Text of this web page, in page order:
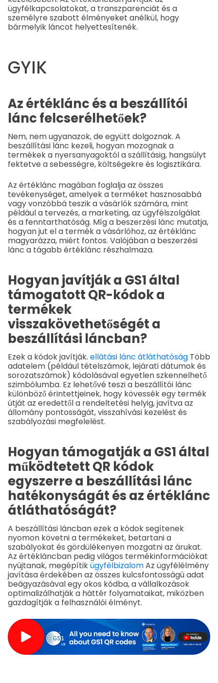
ügyfélkapcsolatokat, a transzparenciát és a
személyre szabott élményeket anélkül, hogy
bármelyik láncot helyettesítenék.
GYIK
Az értéklánc és a beszállítói
lánc felcserélhetőek?
Nem, nem ugyanazok, de együtt dolgoznak. A
beszállítási lánc kezeli, hogyan mozognak a
termékek a nyersanyagoktól a szállításig, hangsúlyt
fektetve a sebességre, költségekre és logisztikára.
Az értéklánc magában foglalja az összes
tevékenységet, amelyek a terméket hasznosabbá
vagy vonzóbbá teszik a vásárlók számára, mint
például a tervezés, a marketing, az ügyfélszolgálat
és a fenntarthatóság. Míg a beszerzési lánc mutatja,
hogyan jut el a termék a vásárlóhoz, az értéklánc
magyarázza, miért fontos. Valójában a beszerzési
lánc a tágabb értéklánc részhalmaza.
Hogyan javítják a GS1 által
támogatott QR-kódok a
termékek
visszakövethetőségét a
beszállítási láncban?
Ezek a kódok javítják. ellátási lánc átláthatóság Több
adatelem (például tételszámok, lejárati dátumok és
sorozatszámok) kódolásával egyetlen szkennelhető
szimbólumba. Ez lehetővé teszi a beszállítói lánc
különböző érintettjeinek, hogy kövessék egy termék
útját az eredettől a rendeltetési helyig, javítva az
állomány pontosságát, visszahívási kezelést és
szabályozási megfelelést.
Hogyan támogatják a GS1 által
működtetett QR kódok
egyszerre a beszállítási lánc
hatékonyságát és az értéklánc
átláthatóságát?
A beszállítási láncban ezek a kódok segítenek
nyomon követni a termékeket, betartani a
szabályokat és gördülékenyen mozgatni az árukat.
Az értékláncban pedig világos termékinformációkat
nyújtanak, megépítikügyfélbizalomAz ügyfélélmény
javítása érdekében az összes kulcsfontosságú adat
beágyazásával egy okos kódba, a vállalkozások
optimalizálhatják a háttér folyamataikat, miközben
gazdagítják a felhasználói élményt.